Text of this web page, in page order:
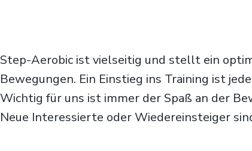
Step-Aerobic ist vielseitig und stellt ein
Bewegungen. Ein Einstieg ins Training ist
Wichtig für uns ist immer der Spaß an der
Neue Interessierte oder Wiedereinsteiger